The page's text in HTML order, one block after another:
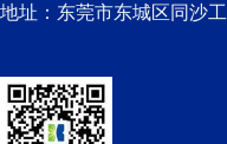
地址：东莞市东城区同沙